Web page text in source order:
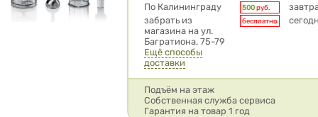
Условия доставки
По Калининграду 500руб.
забрать из
магазина на ул.
Багратиона, 75-79
бесплатно
Ещё способы
доставки
Подъём на этаж
Собственная служба сервиса
Гарантия на товар 1 год